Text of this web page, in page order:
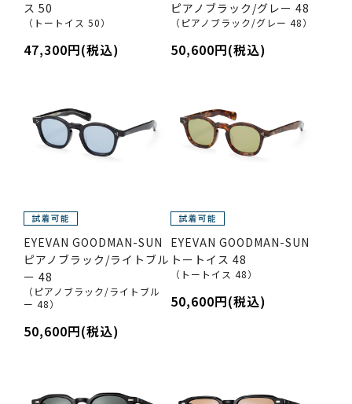
ス 50
（トートイス 50）
47,300円(税込)
ピアノブラック/グレー 48
（ピアノブラック/グレー 48）
50,600円(税込)
EYEVAN GOODMAN-SUN
ピアノブラック/ライトブル
ー 48
（ピアノブラック/ライトブル
ー 48）
50,600円(税込)
EYEVAN GOODMAN-SUN
トートイス 48
（トートイス 48）
50,600円(税込)